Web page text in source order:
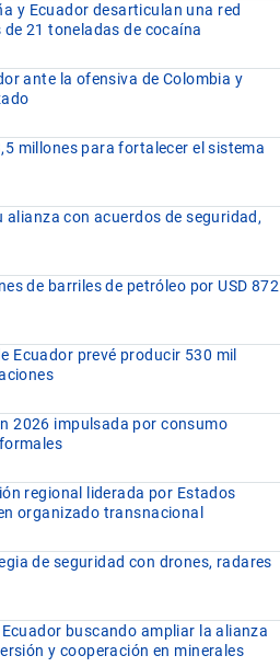
y Ecuador desarticulan una red
21 toneladas de cocaína
ante la ofensiva de Colombia y
millones para fortalecer el sistema
alianza con acuerdos de seguridad,
de barriles de petróleo por USD 872
Ecuador prevé producir 530 mil
2026 impulsada por consumo
regional liderada por Estados
organizado transnacional
de seguridad con drones, radares
buscando ampliar la alianza
y cooperación en minerales